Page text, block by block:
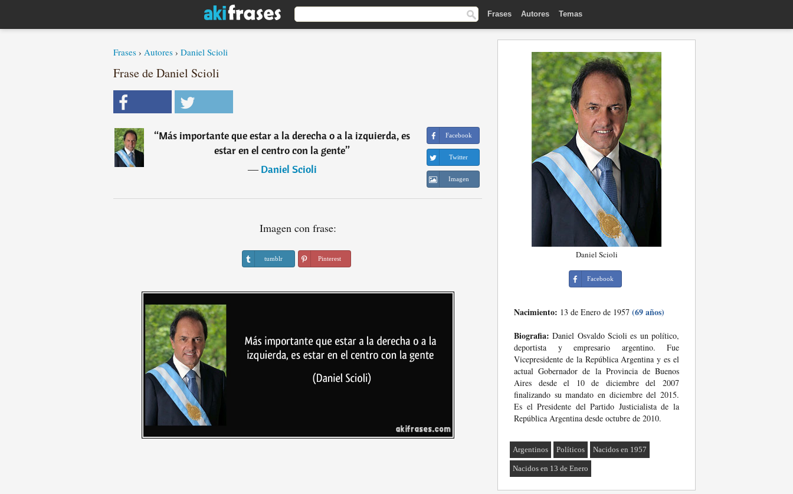
Frases Autores Temas
Frases › Autores › Daniel Scioli
Frase de Daniel Scioli
“Más importante que estar a la derecha o a la izquierda, es
estar en el centro con la gente”
―Daniel Scioli
Facebook
Twitter
Imagen
Imagen con frase:
tumblr Pinterest Daniel Scioli
Facebook
Nacimiento: 13 de Enero de 1957 (69 años)
Biografia: Daniel Osvaldo Scioli es un político,
deportista y empresario argentino. Fue
Vicepresidente de la República Argentina y es el
actual Gobernador de la Provincia de Buenos
Aires desde el 10 de diciembre del 2007
finalizando su mandato en diciembre del 2015.
Es el Presidente del Partido Justicialista de la
República Argentina desde octubre de 2010.
Argentinos Políticos Nacidos en 1957
Nacidos en 13 de Enero